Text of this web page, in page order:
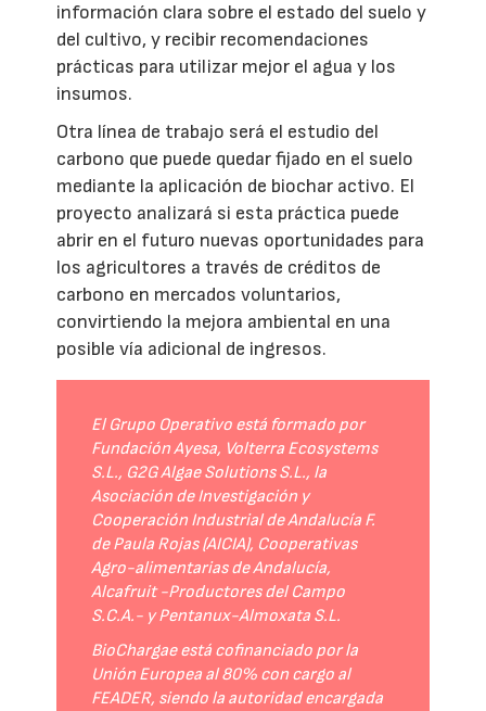
información clara sobre el estado del suelo y
del cultivo, y recibir recomendaciones
prácticas para utilizar mejor el agua y los
insumos.
Otra línea de trabajo será el estudio del
carbono que puede quedar fijado en el suelo
mediante la aplicación de biochar activo. El
proyecto analizará si esta práctica puede
abrir en el futuro nuevas oportunidades para
los agricultores a través de créditos de
carbono en mercados voluntarios,
convirtiendo la mejora ambiental en una
posible vía adicional de ingresos.
El Grupo Operativo está formado por
Fundación Ayesa, Volterra Ecosystems
S.L., G2G Algae Solutions S.L., la
Asociación de Investigación y
Cooperación Industrial de Andalucía F.
de Paula Rojas (AICIA), Cooperativas
Agro-alimentarias de Andalucía,
Alcafruit -Productores del Campo
S.C.A.- y Pentanux-Almoxata S.L.
BioChargae está cofinanciado por la
Unión Europea al 80% con cargo al
FEADER, siendo la autoridad encargada